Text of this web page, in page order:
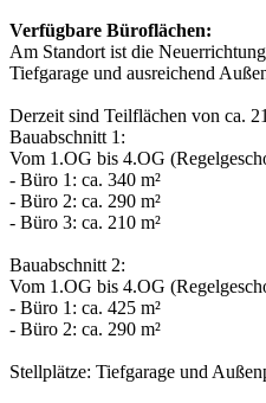
Verfügbare Büroflächen:
Am Standort ist die
Tiefgarage und ausreichend
Derzeit sind Teilflächen von ca.
Bauabschnitt 1:
Vom 1.OG bis 4.OG
- Büro 1: ca. 340 m²
- Büro 2: ca. 290 m²
- Büro 3: ca. 210 m²
Bauabschnitt 2:
Vom 1.OG bis 4.OG
- Büro 1: ca. 425 m²
- Büro 2: ca. 290 m²
Stellplätze: Tiefgarage und